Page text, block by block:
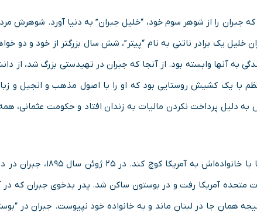
جبران را از شوهر سوم خود، “خلیل جبران” به دنیا آورد. شوهرش
یک برادر ناتنی به نام “پیتر”، شش سال بزرگتر از خود و دو
به آنها وابسته بود. از آنجا که جبران در تهیدستی بزرگ ‌شد، از
با یک کشیش روستایی بود که او را با اصول مذهب و انجیل و
دلیل پرداخت نکردن مالیات به زندان افتاد و حکومت عثمانی، همه‌
سرانجام مادر جبران برآن شد تا با
متحده آمریکا رفت و در بوستون ساکن شد. پدر بدخوی جبران که در
همان جا در لبنان ماند و به خانواده‌ خود نپیوست. جبران در